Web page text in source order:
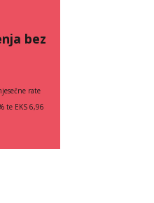
bez
rate
te EKS 6,96